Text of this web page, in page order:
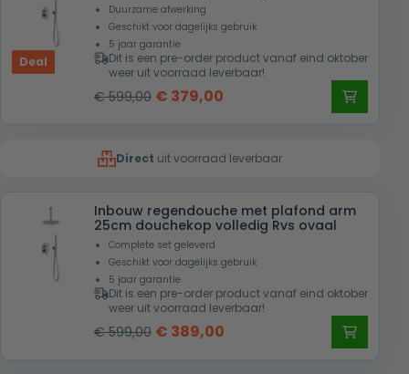
Duurzame afwerking
Geschikt voor dagelijks gebruik
5 jaar garantie
Dit is een pre-order product vanaf eind oktober
weer uit voorraad leverbaar!
€599,00 Oorspronkelijke
€ 599,00.
€ 379,00
€ 379,00.
Deal
Direct uit voorraad leverbaar
Inbouw regendouche met plafond arm
25cm douchekop volledig Rvs ovaal
Complete set geleverd
Geschikt voor dagelijks gebruik
5 jaar garantie
Dit is een pre-order product vanaf eind oktober
weer uit voorraad leverbaar!
€599,00 Oorspronkelijke
€ 389,00